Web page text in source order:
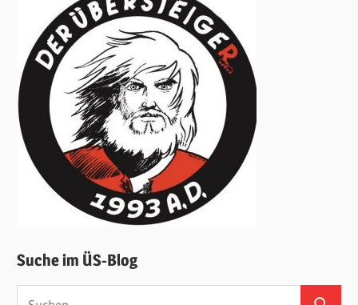
Suche im ÜS-Blog